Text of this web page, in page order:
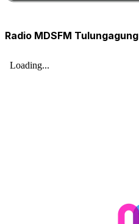
Radio MDSFM Tulungagung